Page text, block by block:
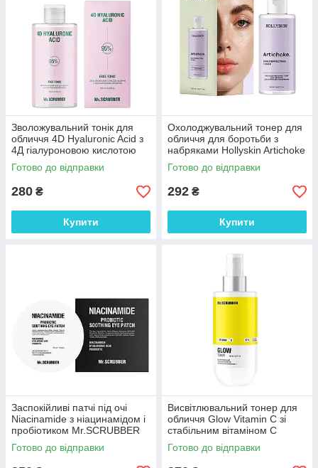
Зволожувальний тонік для
обличчя 4D Hyaluronic Acid з
4Д гіалуроновою кислотою
Mr.SCRUBBER 250 мл
Готово до відправки
280 ₴
Купити
Охолоджувальний тонер для
обличчя для боротьби з
набряками Hollyskin Artichoke
150 мл
Готово до відправки
292 ₴
Купити
Заспокійливі патчі під очі
Niacinamide з ніацинамідом і
пробіотиком Mr.SCRUBBER
100 шт
Готово до відправки
Висвітлювальний тонер для
обличчя Glow Vitamin C зі
стабільним вітаміном С
Mr.SCRUBBER 150 мл
Готово до відправки